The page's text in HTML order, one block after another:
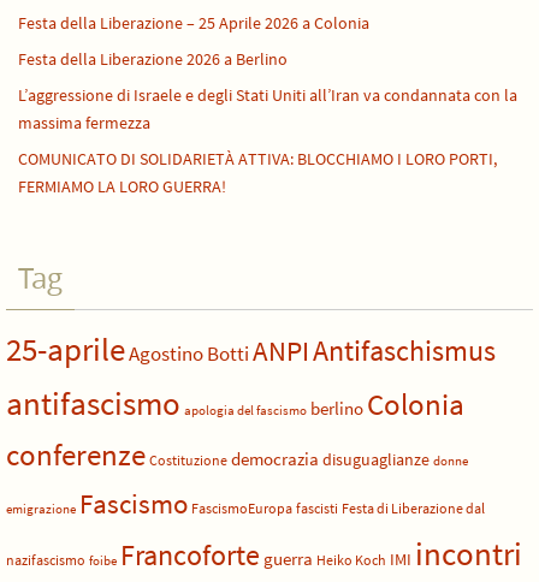
Festa della Liberazione – 25 Aprile 2026 a Colonia
Festa della Liberazione 2026 a Berlino
L’aggressione di Israele e degli Stati Uniti all’Iran va condannata con la
massima fermezza
COMUNICATO DI SOLIDARIETÀ ATTIVA: BLOCCHIAMO I LORO PORTI,
FERMIAMO LA LORO GUERRA!
Tag
25-aprileAgostino BottiANPIAntifaschismus
antifascismo apologia del fascismo berlino Colonia
conferenze Costituzione democrazia disuguaglianze donne
emigrazione Fascismo FascismoEuropa fascisti Festa di Liberazione dal
nazifascismo foibe Francoforte guerra Heiko Koch IMI incontri